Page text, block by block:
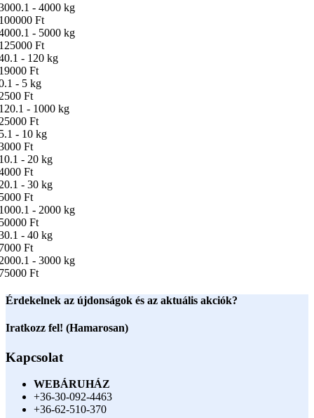
- 4000 kg
Ft
- 5000 kg
Ft
- 120 kg
Ft
- 5 kg
Ft
- 1000 kg
Ft
- 10 kg
Ft
- 20 kg
Ft
- 30 kg
Ft
- 2000 kg
Ft
- 40 kg
Ft
- 3000 kg
Ft
Érdekelnek az újdonságok és az aktuális akciók?
Iratkozz fel! (Hamarosan)
Kapcsolat
WEBÁRUHÁZ
+36-30-092-4463
+36-62-510-370